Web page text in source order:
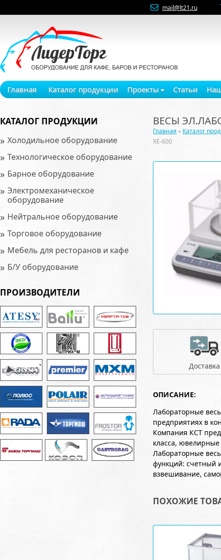
mail@lt21.ru
Главная Каталог продукции Проекты Статьи
КАТАЛОГ ПРОДУКЦИИ
» Холодильное оборудование
» Технологическое оборудование
» Барное оборудование
» Электромеханическое
оборудование
» Нейтральное оборудование
» Торговое оборудование
» Мебель для ресторанов и кафе
» Б/У оборудование
ПРОИЗВОДИТЕЛИ
ВЕСЫ
Главная » Каталог
XE-600
Доставка
ОПИСАНИЕ:
Лабораторные
предприятиях в
Компания КСТ
класса,
Лабораторные
функций: счетный
взвешивание,
ПОХОЖИЕ